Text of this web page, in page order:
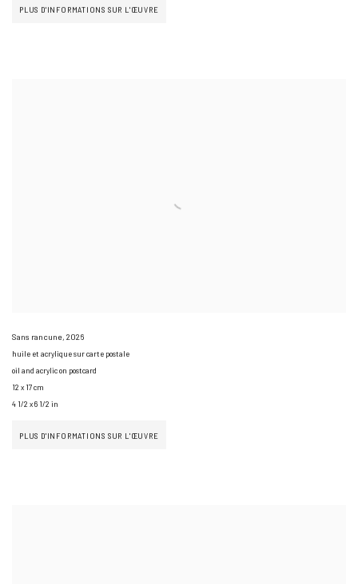
PLUS D'INFORMATIONS SUR L'ŒUVRE
Sans rancune, 2026
huile et acrylique sur carte postale
oil and acrylic on postcard
12 x 17 cm
4 1/2 x 6 1/2 in
PLUS D'INFORMATIONS SUR L'ŒUVRE